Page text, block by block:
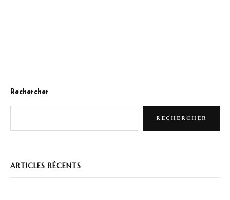
Rechercher
RECHERCHER
ARTICLES RÉCENTS